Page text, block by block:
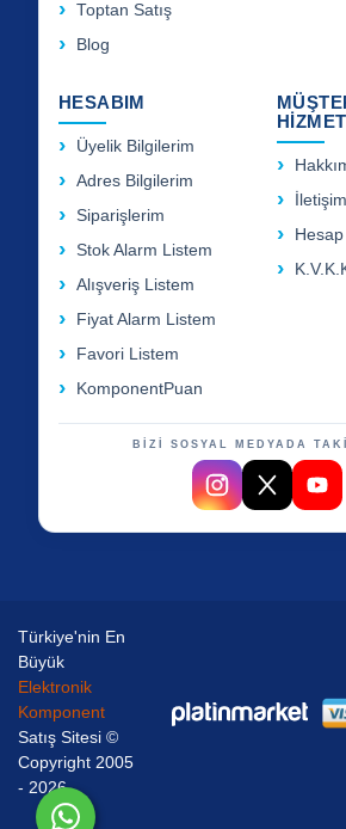
Toptan Satış
Blog
HESABIM
Üyelik Bilgilerim
Adres Bilgilerim
Siparişlerim
Stok Alarm Listem
Alışveriş Listem
Fiyat Alarm Listem
Favori Listem
KomponentPuan
İletişim
BİZİ SOSYAL MEDYADA
Türkiye'nin En
Büyük
Elektronik
Komponent
Satış Sitesi ©
Copyright 2005
- 2026